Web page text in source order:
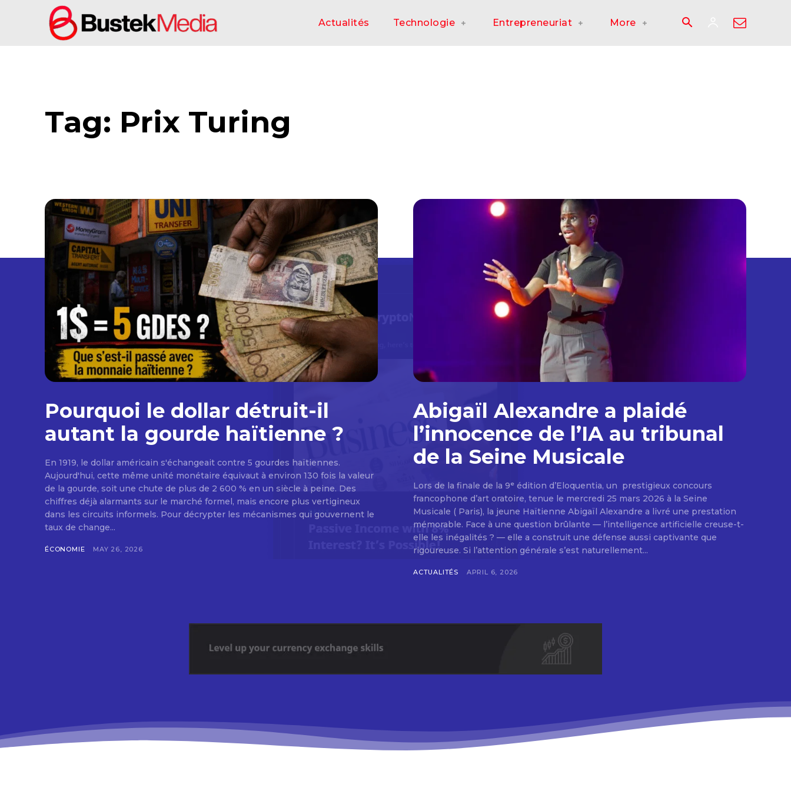
Don't miss out!
Sing up for our newsletter to stay in the loop.
Actualités Technologie Entrepreneuriat More
Tag: Prix Turing
Pourquoi le dollar détruit-il
autant la gourde haïtienne ?
En 1919, le dollar américain s'échangeait contre 5 gourdes haïtiennes.
Aujourd'hui, cette même unité monétaire équivaut à environ 130 fois la valeur
de la gourde, soit une chute de plus de 2 600 % en un siècle à peine. Des
chiffres déjà alarmants sur le marché formel, mais encore plus vertigineux
dans les circuits informels. Pour décrypter les mécanismes qui gouvernent le
taux de change...
ÉCONOMIE MAY 26, 2026
Abigaïl Alexandre a plaidé
l’innocence de l’IA au tribunal
de la Seine Musicale
Lors de la finale de la 9ᵉ édition d’Eloquentia, un prestigieux concours
francophone d’art oratoire, tenue le mercredi 25 mars 2026 à la Seine
Musicale ( Paris), la jeune Haïtienne Abigaïl Alexandre a livré une prestation
mémorable. Face à une question brûlante — l’intelligence artificielle creuse-t-
elle les inégalités ? — elle a construit une défense aussi captivante que
rigoureuse. Si l’attention générale s’est naturellement...
ACTUALITÉS APRIL 6, 2026